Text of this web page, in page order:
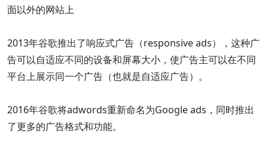
面以外的网站上
2013年谷歌推出了响应式广告（responsive ads），这种广
告可以自适应不同的设备和屏幕大小，使广告主可以在不同
平台上展示同一个广告（也就是自适应广告）。
2016年谷歌将adwords重新命名为Google ads，同时推出
了更多的广告格式和功能。